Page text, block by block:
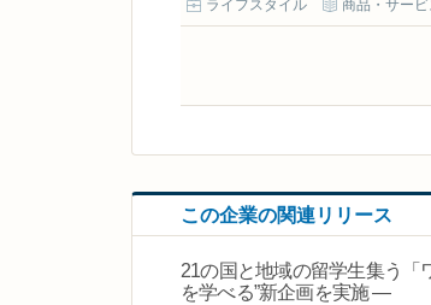
ライフスタイル 商品・サービ
この企業の関連リリース
21の国と地域の留学生集う
を学べる”新企画を実施 ―